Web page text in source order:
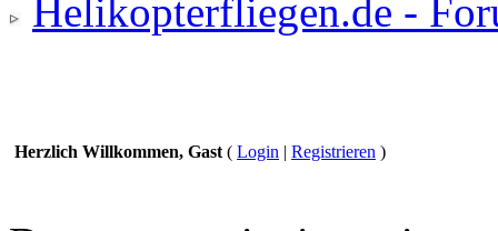
Helikopterfliegen.de -
Herzlich Willkommen, Gast ( Login | Registrieren )